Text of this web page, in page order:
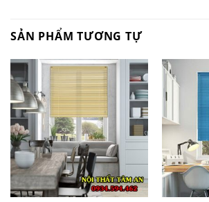
SẢN PHẨM TƯƠNG TỰ